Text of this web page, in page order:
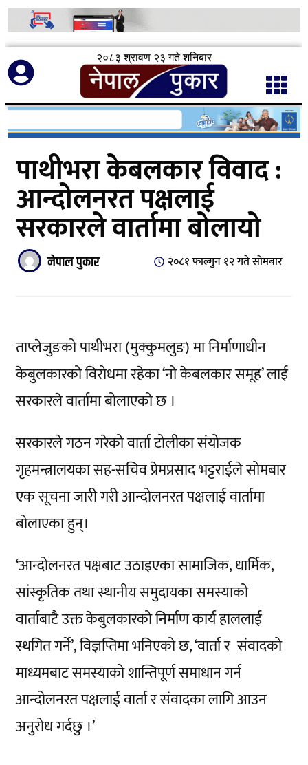
२०८३ श्रावण २३ गते शनिबार
पाथीभरा केबलकार विवाद :
आन्दोलनरत पक्षलाई
सरकारले वार्तामा बोलायो
नेपाल पुकार २०८१ फाल्गुन १२ गते सोमबार
ताप्लेजुङको पाथीभरा (मुक्कुमलुङ) मा निर्माणाधीन
केबुलकारको विरोधमा रहेका ‘नो केबलकार समूह’ लाई
सरकारले वार्तामा बोलाएको छ ।
सरकारले गठन गरेको वार्ता टोलीका संयोजक
गृहमन्त्रालयका सह-सचिव प्रेमप्रसाद भट्टराईले सोमबार
एक सूचना जारी गरी आन्दोलनरत पक्षलाई वार्तामा
बोलाएका हुन्।
‘आन्दोलनरत पक्षबाट उठाइएका सामाजिक, धार्मिक,
सांस्कृतिक तथा स्थानीय समुदायका समस्याको
वार्ताबाटै उक्त केबुलकारको निर्माण कार्य हाललाई
स्थगित गर्ने’, विज्ञप्तिमा भनिएको छ, ‘वार्ता र संवादको
माध्यमबाट समस्याको शान्तिपूर्ण समाधान गर्न
आन्दोलनरत पक्षलाई वार्ता र संवादका लागि आउन
अनुरोध गर्दछु ।’